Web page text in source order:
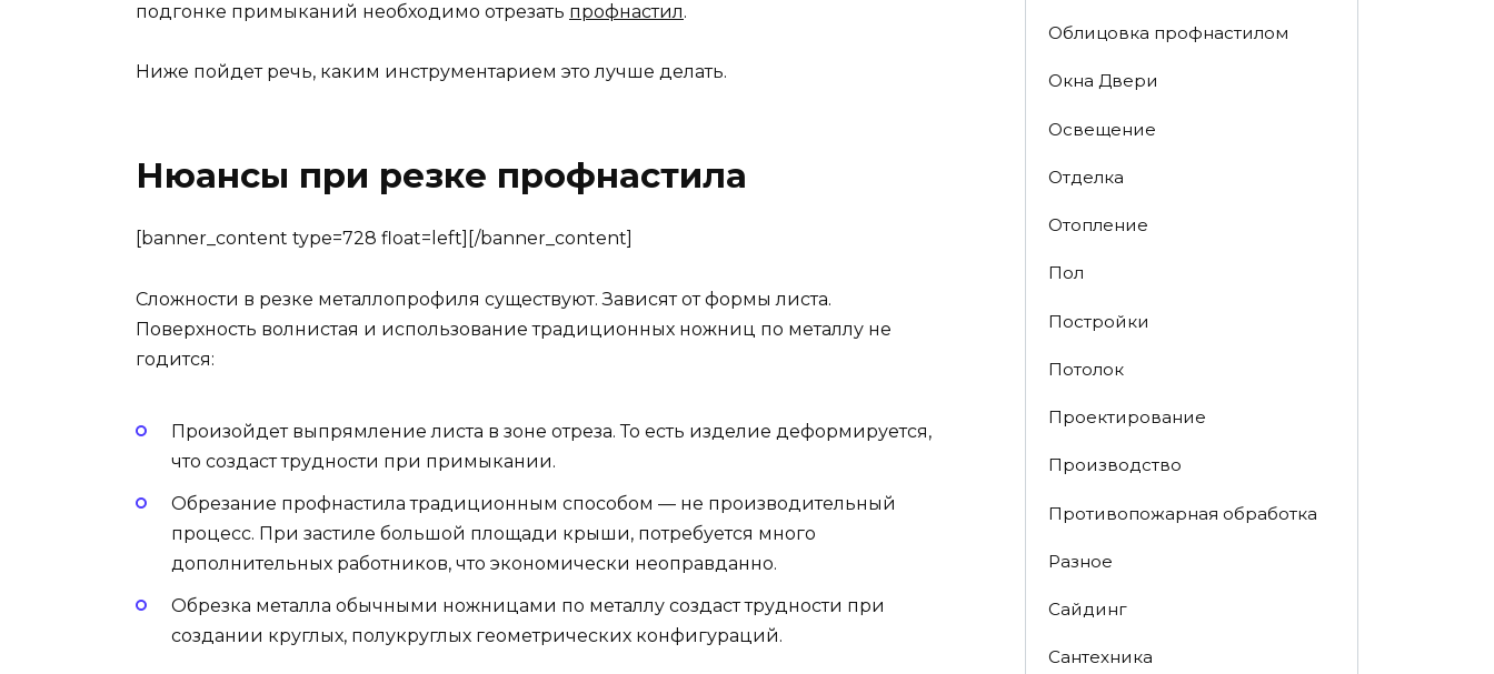
подгонке примыканий необходимо отрезать профнастил.
Ниже пойдет речь, каким инструментарием это лучше делать.
Нюансы при резке профнастила
[banner_content type=728 float=left][/banner_content]
Сложности в резке металлопрофиля существуют. Зависят от формы листа.
Поверхность волнистая и использование традиционных ножниц по металлу не
годится:
Произойдет выпрямление листа в зоне отреза. То есть изделие деформируется,
что создаст трудности при примыкании.
Обрезание профнастила традиционным способом — не производительный
процесс. При застиле большой площади крыши, потребуется много
дополнительных работников, что экономически неоправданно.
Обрезка металла обычными ножницами по металлу создаст трудности при
создании круглых, полукруглых геометрических конфигураций.
Облицовка профнастилом
Окна Двери
Освещение
Отделка
Отопление
Пол
Постройки
Потолок
Проектирование
Производство
Противопожарная обработка
Разное
Сайдинг
Сантехника